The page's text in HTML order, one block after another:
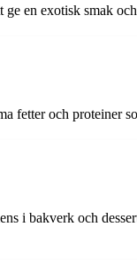
en exotisk smak
fetter och proteiner
i bakverk och